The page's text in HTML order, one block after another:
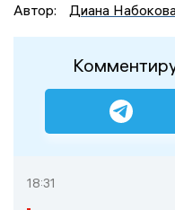
Автор:
Диана
18:31